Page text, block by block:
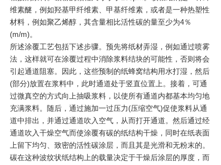
维素醚，例如羟基甲纤维素、甲基纤维素，或者是一种热塑性
材料，例如聚乙烯醇，其含量相比活性碳的量至少为4％
(m/m)。
所述涂覆工艺包括下述步骤。预先将纸材弄湿，例如通过喷雾
法，这样就可在涂覆过程中消除浆料结块的可能性，否则将会
引起通道阻塞。因此，这些预制的纸蜂窝结构用水打湿，然后
(部分)放置在浆料中，此时通道处于竖直位置上。接着，可通
过微真空的方式向上抽吸浆料，以使所有通道内都基本均匀地
充满浆料。随后，通过施加一过压力(压缩空气)促使浆料从通
道中排出，并通过通道吹入空气，从而打开通道。然后通过经
通道吹入干燥空气而使涂覆有碳的纸结构干燥，同时在纸表面
上留下均匀、致密的活性碳涂层，而且其是光滑和无粉末的。
碳在这种波纹状纸结构上的载量决定于干燥后涂层的厚度，而